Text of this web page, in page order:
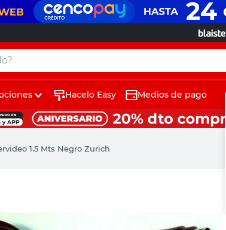
Hacelo Easy Medios de pago
1.5 Mts Negro Zurich